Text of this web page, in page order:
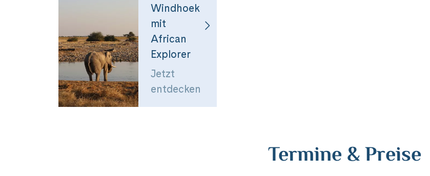
Windhoek
mit
African
Explorer
Jetzt
entdecken
Termine & Preise